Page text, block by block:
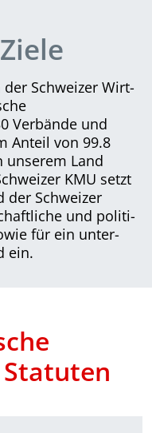
der Schweizer Wirt­
Verbände und
Anteil von 99.8
unserem Land
KMU setzt
der Schwei­zer
und poli­ti­
für ein unter­
ein.